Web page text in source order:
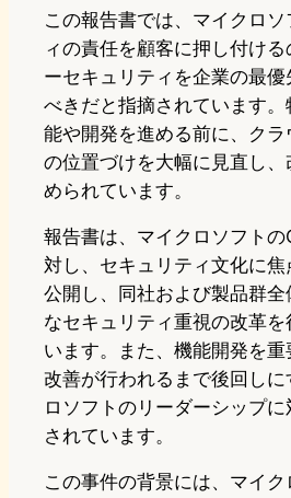
この報告書では、マイクロ
ィの責任を顧客に押し付け
ーセキュリティを企業の最優
べきだと指摘されています
能や開発を進める前に、クラ
の位置づけを大幅に見直し
められています。
報告書は、マイクロソフトの
対し、セキュリティ文化に
公開し、同社および製品群
なセキュリティ重視の改革
います。また、機能開発を重
改善が行われるまで後回しに
ロソフトのリーダーシップ
されています。
この事件の背景には、マイ